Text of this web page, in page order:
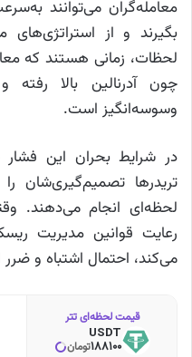
معامله‌گران می‌توانند
بگیرند و از
لحظات، زمانی هستند که
چون آدرنالین بالا
وسوسه‌انگیز است.
در شرایط بحران این
تریدرها تصمیم‌گیری‌شان
لحظه‌ای انجام می‌دهند.
رعایت قوانین مدیریت
می‌کند، احتمال اشتباه و ضرر
قیمت لحظه‌ای تتر
USDT
188100تومان